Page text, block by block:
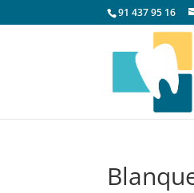
91 437 95 16